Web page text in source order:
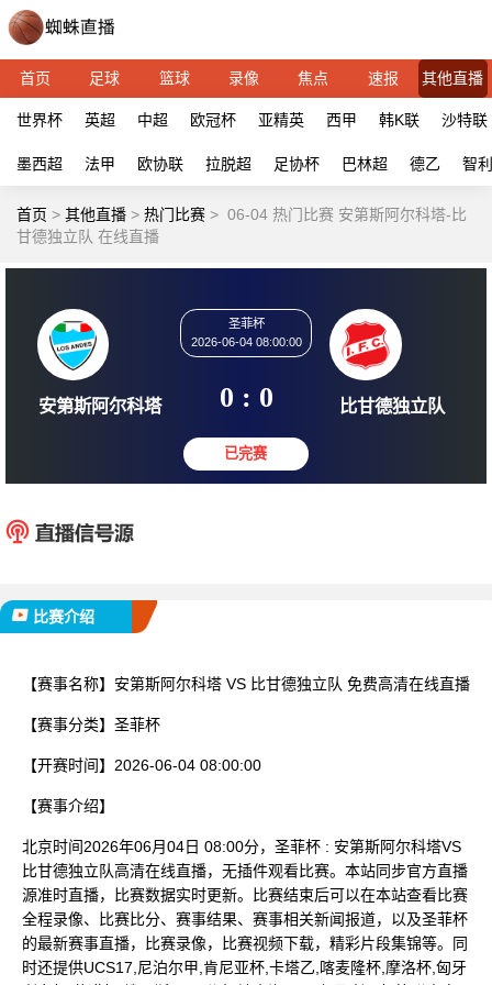
首页 足球 篮球 录像 焦点 速报 其他直播
世界杯 英超 中超 欧冠杯 亚精英 西甲 韩K联 沙特联
墨西超 法甲 欧协联 拉脱超 足协杯 巴林超 德乙 智
首页 > 其他直播 > 热门比赛 > 06-04 热门比赛 安第斯阿尔科塔-比
甘德独立队 在线直播
2026-06-04 08:00:00
0 : 0
比赛介绍
【赛事名称】 安第斯阿尔科塔 VS 比甘德独立队 免费高清在线直播
【赛事分类】 圣菲杯
【开赛时间】 2026-06-04 08:00:00
【赛事介绍】
北京时间2026年06月04日 08:00分，圣菲杯 : 安第斯阿尔科塔VS
比甘德独立队高清在线直播，无插件观看比赛。本站同步官方直播
源准时直播，比赛数据实时更新。比赛结束后可以在本站查看比赛
全程录像、比赛比分、赛事结果、赛事相关新闻报道，以及圣菲杯
的最新赛事直播，比赛录像，比赛视频下载，精彩片段集锦等。同
时还提供UCS17,尼泊尔甲,肯尼亚杯,卡塔乙,喀麦隆杯,摩洛杯,匈牙